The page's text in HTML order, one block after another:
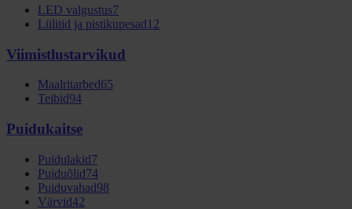
LED valgustus7
Lülitid ja pistikupesad12
Viimistlustarvikud
Maalritarbed65
Teibid94
Puidukaitse
Puidulakid7
Puiduõlid74
Puiduvahad98
Värvid42